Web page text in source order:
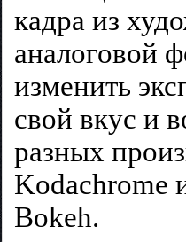
кадра из
аналоговой
изменить
свой вкус и
разных
Kodachrome
Bokeh.